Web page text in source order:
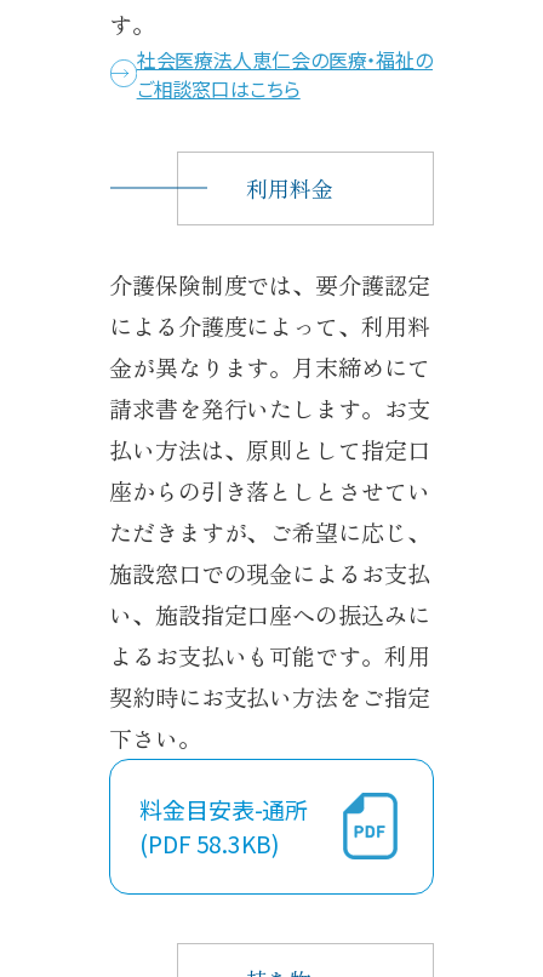
す。
社会医療法人恵仁会の医療・福祉の
ご相談窓口はこちら
利用料金
介護保険制度では、要介護認定
による介護度によって、利用料
金が異なります。月末締めにて
請求書を発行いたします。お支
払い方法は、原則として指定口
座からの引き落としとさせてい
ただきますが、ご希望に応じ、
施設窓口での現金によるお支払
い、施設指定口座への振込みに
よるお支払いも可能です。利用
契約時にお支払い方法をご指定
下さい。
料金目安表-通所
(PDF 58.3KB)